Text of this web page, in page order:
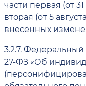
части первая (от
вторая (от 5
внесённых
3.2.7.Федеральный
27-ФЗ «Об